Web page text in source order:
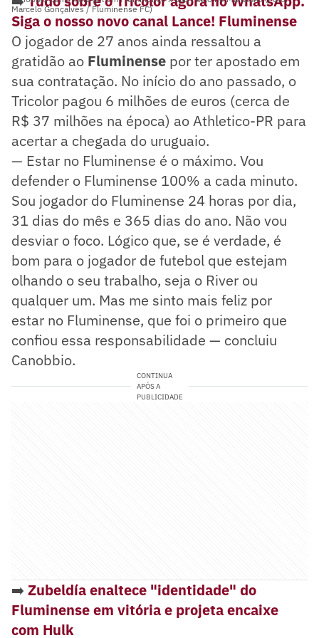
Marcelo Gonçalves / Fluminense FC)
Siga o nosso novo canal Lance! Fluminense
O jogador de 27 anos ainda ressaltou a
gratidão ao Fluminense por ter apostado em
sua contratação. No início do ano passado, o
Tricolor pagou 6 milhões de euros (cerca de
R$ 37 milhões na época) ao Athletico-PR para
acertar a chegada do uruguaio.
— Estar no Fluminense é o máximo. Vou
defender o Fluminense 100% a cada minuto.
Sou jogador do Fluminense 24 horas por dia,
31 dias do mês e 365 dias do ano. Não vou
desviar o foco. Lógico que, se é verdade, é
bom para o jogador de futebol que estejam
olhando o seu trabalho, seja o River ou
qualquer um. Mas me sinto mais feliz por
estar no Fluminense, que foi o primeiro que
confiou essa responsabilidade — concluiu
Canobbio.
CONTINUA
APÓS A
PUBLICIDADE
➡️ Zubeldía enaltece "identidade" do
Fluminense em vitória e projeta encaixe
com Hulk